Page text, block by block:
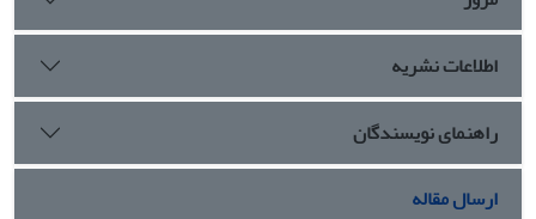
اطلاعات نشریه
راهنمای نویسندگان
ارسال مقاله